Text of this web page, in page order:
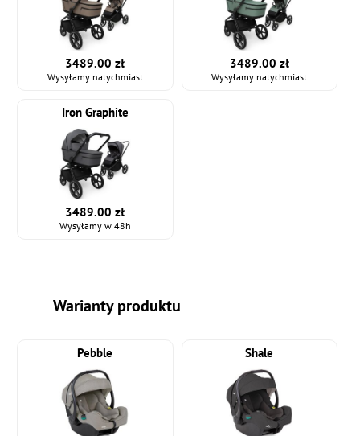
3489.00 zł
Wysyłamy natychmiast
3489.00 zł
Wysyłamy natychmiast
Iron Graphite
3489.00 zł
Wysyłamy w 48h
Warianty produktu
Pebble Shale